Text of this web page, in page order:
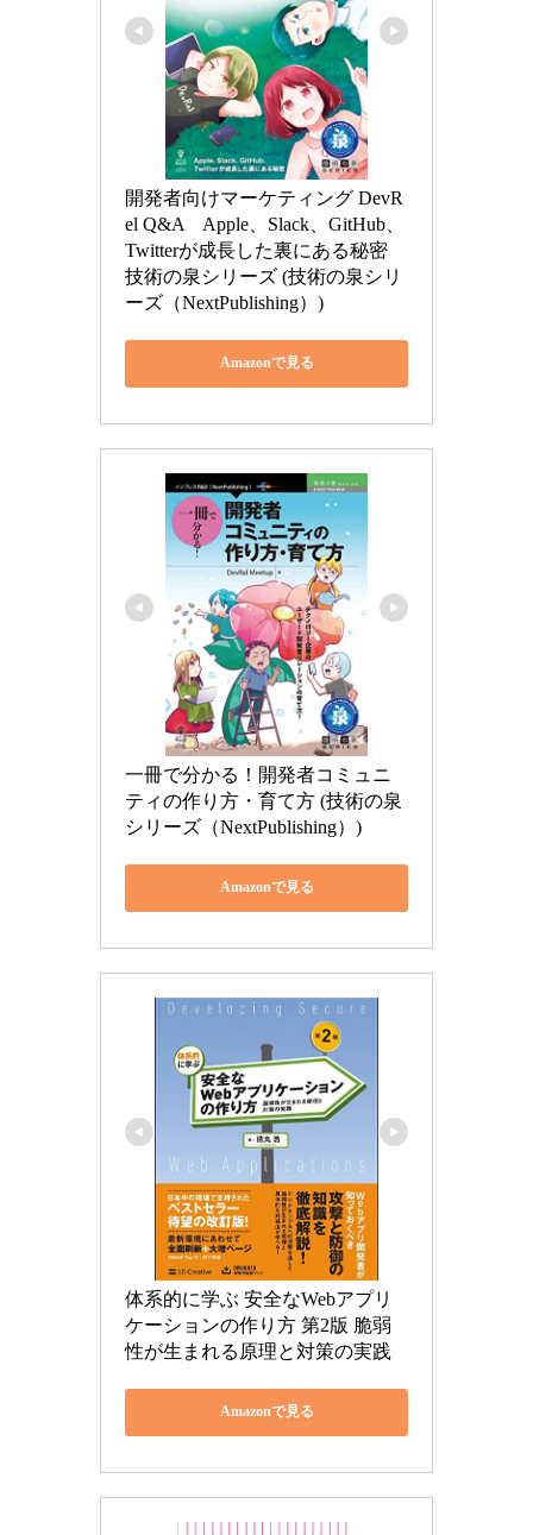
開発者向けマーケティング DevR
el Q&A　Apple、Slack、GitHub、
Twitterが成長した裏にある秘密
技術の泉シリーズ (技術の泉シリ
ーズ（NextPublishing）)
Amazonで見る
一冊で分かる！開発者コミュニ
ティの作り方・育て方 (技術の泉
シリーズ（NextPublishing）)
Amazonで見る
体系的に学ぶ 安全なWebアプリ
ケーションの作り方 第2版 脆弱
性が生まれる原理と対策の実践
Amazonで見る